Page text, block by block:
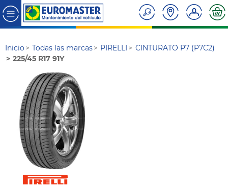
Inicio Todas las marcas PIRELLI
CINTURATO P7 (P7C2)
225/45 R17 91Y